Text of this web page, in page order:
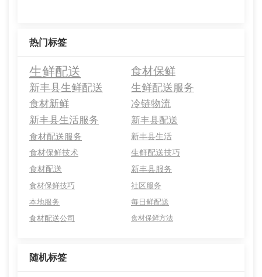
热门标签
生鲜配送
食材保鲜
新丰县生鲜配送
生鲜配送服务
食材新鲜
冷链物流
新丰县生活服务
新丰县配送
食材配送服务
新丰县生活
食材保鲜技术
生鲜配送技巧
食材配送
新丰县服务
食材保鲜技巧
社区服务
本地服务
每日鲜配送
食材配送公司
食材保鲜方法
随机标签